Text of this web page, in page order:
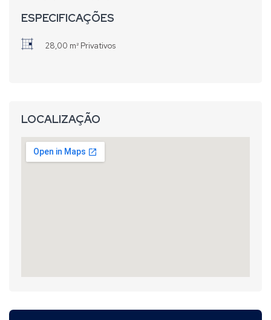
ESPECIFICAÇÕES
28,00 m² Privativos
LOCALIZAÇÃO